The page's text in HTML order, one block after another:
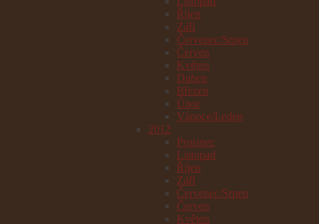
Říjen
Září
Červenec/Srpen
Červen
Květen
Duben
Březen
Únor
Vánoce/Leden
2012
Prosinec
Listopad
Říjen
Září
Červenec/Srpen
Červen
Květen